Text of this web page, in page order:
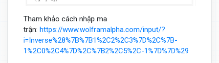
Tham khảo cách nhập ma
trận: https://www.wolframalpha.com/input/?
i=Inverse%28%7B%7B1%2C2%2C3%7D%2C%7B-
1%2C0%2C4%7D%2C%7B2%2C5%2C-1%7D%7D%29